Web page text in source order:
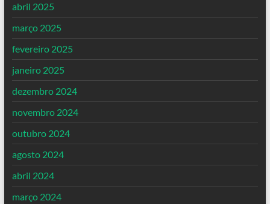
abril 2025
março 2025
fevereiro 2025
janeiro 2025
dezembro 2024
novembro 2024
outubro 2024
agosto 2024
abril 2024
março 2024